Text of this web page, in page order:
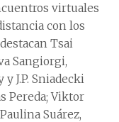
virtuales
con los
Tsai
Sangiorgi,
J.P. Sniadecki
Pereda; Viktor
Suárez,